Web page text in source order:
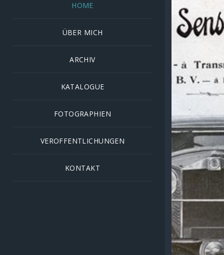
HOME
ÜBER MICH
ARCHIV
KATALOGUE
FOTOGRAPHIEN
VEROFFENTLICHUNGEN
KONTAKT